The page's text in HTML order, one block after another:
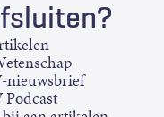
nieuwsbrief